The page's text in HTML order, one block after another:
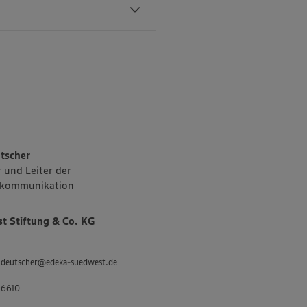
den Süden
und
Sortiments
des
3.400
und Leiter der
Stiftung & Co. KG
suedwest.de